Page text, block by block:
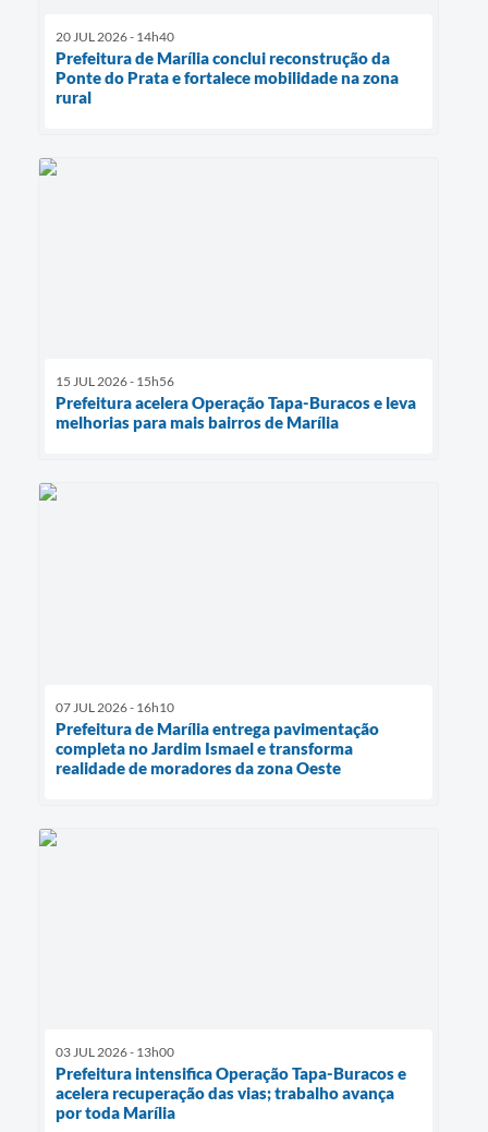
20 JUL 2026 - 14h40
Prefeitura de Marília conclui reconstrução da
Ponte do Prata e fortalece mobilidade na zona
rural
15 JUL 2026 - 15h56
Prefeitura acelera Operação Tapa-Buracos e leva
melhorias para mais bairros de Marília
07 JUL 2026 - 16h10
Prefeitura de Marília entrega pavimentação
completa no Jardim Ismael e transforma
realidade de moradores da zona Oeste
03 JUL 2026 - 13h00
Prefeitura intensifica Operação Tapa-Buracos e
acelera recuperação das vias; trabalho avança
por toda Marília